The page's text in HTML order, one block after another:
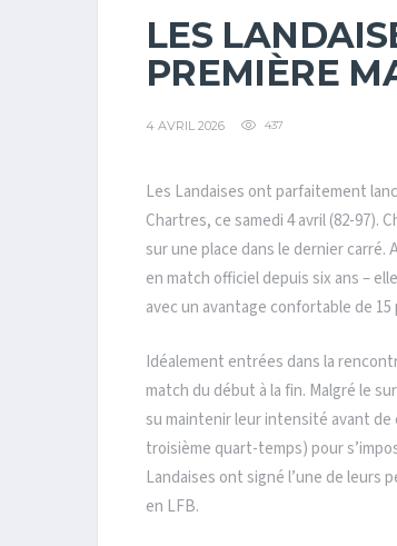
LES
PREMIÈRE
4 AVRIL 2026 437
Les Landaises ont parfaitement
Chartres, ce samedi 4 avril (82-97).
sur une place dans le dernier carré.
en match officiel depuis six ans –
avec un avantage confortable de 15
Idéalement entrées dans la
match du début à la fin. Malgré le
su maintenir leur intensité avant de
troisième quart-temps) pour
Landaises ont signé l’une de leurs
en LFB.